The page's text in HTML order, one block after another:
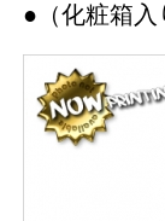
●（化粧箱入